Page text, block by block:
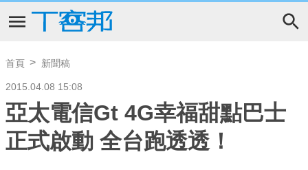
首頁 新聞稿
2015.04.08 15:08
亞太電信Gt 4G幸福甜點巴士
正式啟動 全台跑透透！